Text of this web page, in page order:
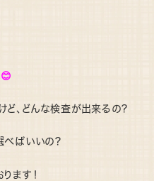
、どんな検査が出来るの？
べばいいの？
ます！